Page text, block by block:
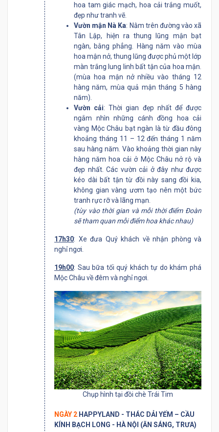
hoa tam giác mạch, hoa cải trắng muốt,
đẹp như tranh vẽ.
Vườn mận Nà Ka: Nằm trên đường vào xã
Tân Lập, hiện ra thung lũng mận bạt
ngàn, bằng phẳng. Hàng năm vào mùa
hoa mận nở, thung lũng được phủ một lớp
màn trắng lung linh bất tận của hoa mận.
(mùa hoa mận nở nhiều vào tháng 12
hàng năm, mùa quả mận tháng 5 hàng
năm).
Vườn cải: Thời gian đẹp nhất để được
ngắm nhìn những cánh đồng hoa cải
vàng Mộc Châu bạt ngàn là từ đầu đông
khoảng tháng 11 – 12 đến tháng 1 năm
sau hàng năm. Vào khoảng thời gian này
hàng năm hoa cải ở Mộc Châu nở rộ và
đẹp nhất. Các vườn cải ở đây như được
kéo dài bất tận từ đồi này sang đồi kia,
không gian vàng ươm tạo nên một bức
tranh rực rỡ và lãng mạn.
(tùy vào thời gian và mỗi thời điểm Đoàn
sẽ tham quan mỗi điểm hoa khác nhau)
17h30: Xe đưa Quý khách về nhận phòng và
nghỉ ngơi.
19h00: Sau bữa tối quý khách tự do khám phá
Mộc Châu về đêm và nghỉ ngơi.
Chụp hình tại đồi chè Trái Tim
NGÀY 2 HAPPYLAND - THÁC DẢI YẾM – CẦU
KÍNH BẠCH LONG - HÀ NỘI (ĂN SÁNG, TRƯA)